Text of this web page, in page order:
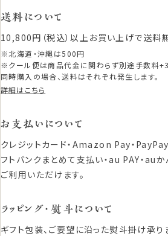
送料について
10,800円（税込）以上お買い上げで送料無
※北海道・沖縄は500円
※クール便は商品代金に関わらず別途手数料
同時購入の場合、送料はそれぞれ発生します。
詳細はこちら
お支払いについて
クレジットカード・Amazon Pay・PayPay
フトバンクまとめて支払い・au PAY・au
ご利用いただけます。
ラッピング・熨斗について
ギフト包装、ご要望に沿った熨斗掛け承り